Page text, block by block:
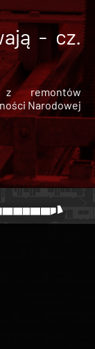
- cz.
z remontów
Narodowej